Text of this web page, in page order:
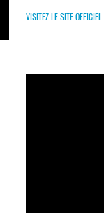
VISITEZ LE SITE OFFICIEL